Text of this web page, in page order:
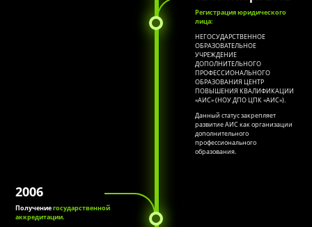
Регистрация юридического
лица:
НЕГОСУДАРСТВЕННОЕ
ОБРАЗОВАТЕЛЬНОЕ
УЧРЕЖДЕНИЕ
ДОПОЛНИТЕЛЬНОГО
ПРОФЕССИОНАЛЬНОГО
ОБРАЗОВАНИЯ ЦЕНТР
ПОВЫШЕНИЯ КВАЛИФИКАЦИИ
«АИС» (НОУ ДПО ЦПК «АИС»).
Данный статус закрепляет
развитие АИС как организации
дополнительного
профессионального
образования.
2006
Получениегосударственной
аккредитации.